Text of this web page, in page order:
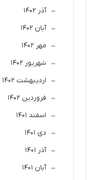
آذر 1402
آبان 1402
مهر 1402
شهریور 1402
ارديبهشت 1402
فروردین 1402
اسفند 1401
دی 1401
آذر 1401
آبان 1401